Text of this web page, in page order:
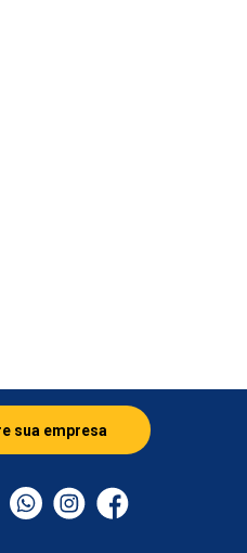
sua empresa